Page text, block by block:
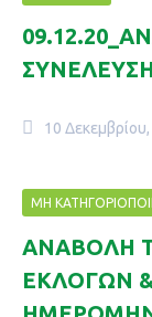
10
ΜΗ
ΑΝΑΒΟΛΗ
ΕΚΛΟΓΩΝ